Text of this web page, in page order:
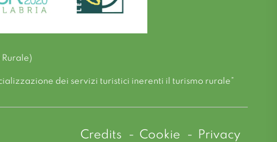
dei servizi turistici inerenti il turismo rurale”
Credits Cookie Privacy